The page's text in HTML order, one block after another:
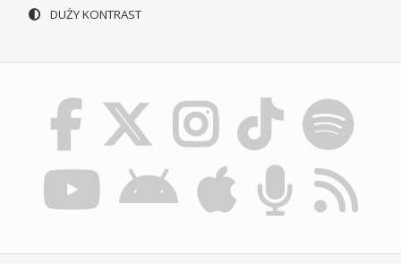
DUŻY KONTRAST